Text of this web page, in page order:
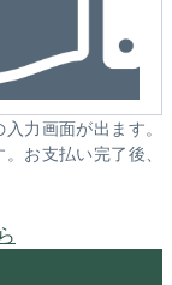
力画面が出ます。
お支払い完了後、